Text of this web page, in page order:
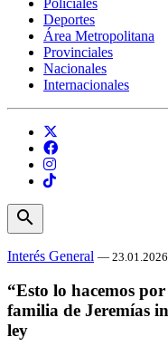
Deportes
Área Metropolitana
Provinciales
Nacionales
Internacionales
search
Interés General —
“Esto lo hacemos
familia de Jeremías
ley